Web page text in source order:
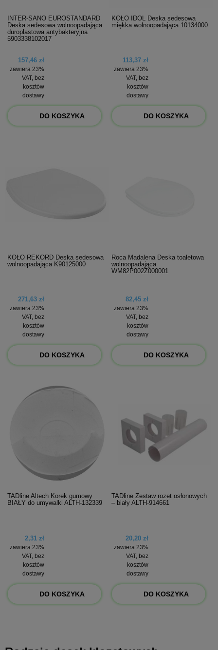
INTER-SANO EUROSTANDARD
Deska sedesowa wolnoopadająca
duroplastowa antybakteryjna
5903338102017
157,46 zł
zawiera 23%
VAT, bez
kosztów
dostawy
DO KOSZYKA
KOŁO IDOL Deska sedesowa
miękka wolnoopadająca 10134000
113,37 zł
zawiera 23%
VAT, bez
kosztów
dostawy
DO KOSZYKA
KOŁO REKORD Deska sedesowa
wolnoopadająca K90125000
271,63 zł
zawiera 23%
VAT, bez
kosztów
dostawy
DO KOSZYKA
Roca Madalena Deska toaletowa
wolnoopadająca
WM82P002Z000001
82,45 zł
zawiera 23%
VAT, bez
kosztów
dostawy
DO KOSZYKA
TADline Altech Korek gumowy
BIAŁY do umywalki ALTH-132339
2,31 zł
zawiera 23%
VAT, bez
kosztów
dostawy
DO KOSZYKA
TADline Zestaw rozet osłonowych
– biały ALTH-914661
20,20 zł
zawiera 23%
VAT, bez
kosztów
dostawy
DO KOSZYKA